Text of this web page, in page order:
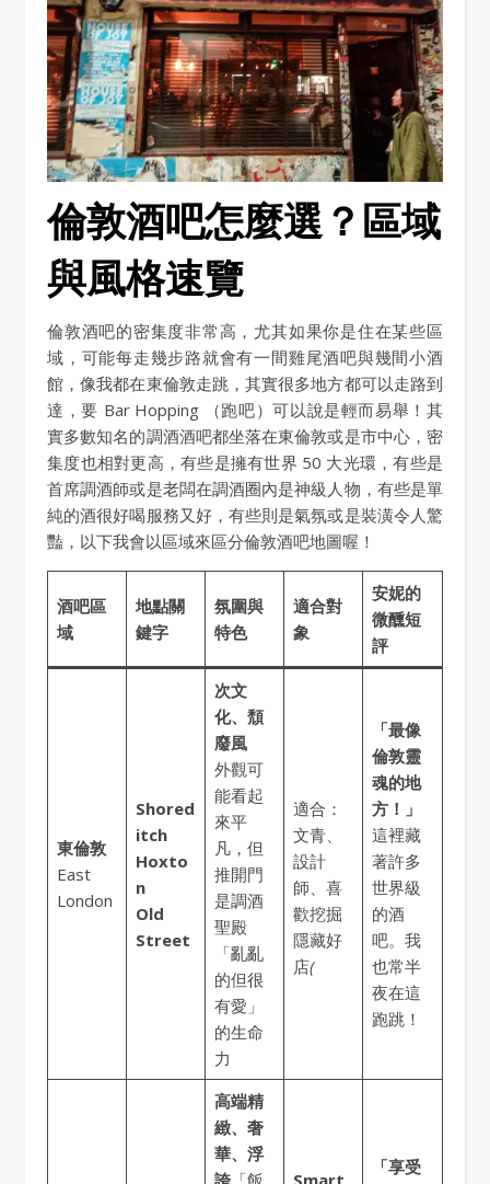
倫敦酒吧怎麼選？區域
與風格速覽
倫敦酒吧的密集度非常高，尤其如果你是住在某些區
域，可能每走幾步路就會有一間雞尾酒吧與幾間小酒
館，像我都在東倫敦走跳，其實很多地方都可以走路到
達，要 Bar Hopping （跑吧）可以說是輕而易舉！其
實多數知名的調酒酒吧都坐落在東倫敦或是市中心，密
集度也相對更高，有些是擁有世界 50 大光環，有些是
首席調酒師或是老闆在調酒圈內是神級人物，有些是單
純的酒很好喝服務又好，有些則是氣氛或是裝潢令人驚
豔，以下我會以區域來區分倫敦酒吧地圖喔！
酒吧區
域
地點關
鍵字
氛圍與
特色
適合對
象
安妮的
微醺短
評
東倫敦
East
London
Shored
itch
Hoxto
n
Old
Street
次文
化、頹
廢風
外觀可
能看起
來平
凡，但
推開門
是調酒
聖殿
「亂亂
的但很
有愛」
的生命
力
適合：
文青、
設計
師、喜
歡挖掘
隱藏好
店(
「最像
倫敦靈
魂的地
方！」
這裡藏
著許多
世界級
的酒
吧。我
也常半
夜在這
跑跳！
高端精
緻、奢
華、浮
誇「飯 Smart
「享受